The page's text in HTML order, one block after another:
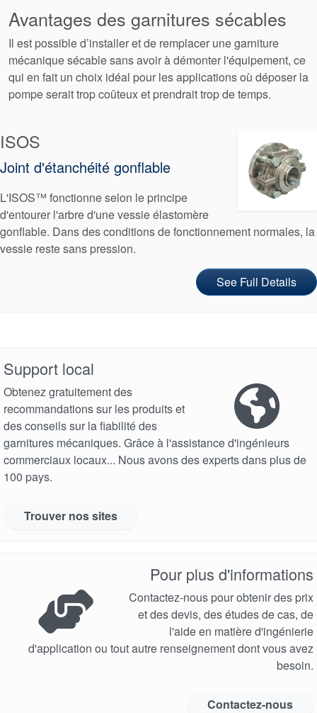
tresses
d’étanchéité
Système de
joint
Remise à
neuf des
joints
Certifications et normes
Contactez-nous
Localisations
Avantages des garnitures sécables
Il est possible d’installer et de remplacer une garniture
mécanique sécable sans avoir à démonter l'équipement, ce
qui en fait un choix idéal pour les applications où déposer la
pompe serait trop coûteux et prendrait trop de temps.
ISOS
Joint d'étanchéité gonflable
L'ISOS™ fonctionne selon le principe
d'entourer l'arbre d'une vessie élastomère
gonflable. Dans des conditions de fonctionnement normales, la
vessie reste sans pression.
See Full Details
Support local
Obtenez gratuitement des
recommandations sur les produits et
des conseils sur la fiabilité des
garnitures mécaniques. Grâce à l'assistance d'ingénieurs
commerciaux locaux... Nous avons des experts dans plus de
100 pays.
Trouver nos sites
Pour plus d'informations
Contactez-nous pour obtenir des prix
et des devis, des études de cas, de
l'aide en matière d'ingénierie
d'application ou tout autre renseignement dont vous avez
besoin.
Contactez-nous